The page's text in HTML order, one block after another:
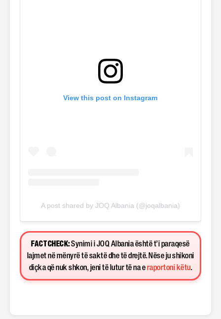
View this post on Instagram
A post shared by JOQ Albania (@joqalbania)
FACT CHECK:Synimi i JOQ Albania është t’i paraqesë
lajmet në mënyrë të saktë dhe të drejtë. Nëse ju shikoni
diçka që nuk shkon, jeni të lutur të na e raportoni këtu.